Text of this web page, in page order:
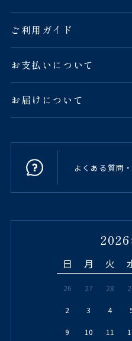
ご利用ガイド
お支払いについて
お届けについて
よくある質問
日 月 火
26 27 28
2 3 4
9 10 11